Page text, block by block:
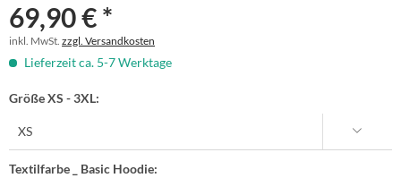
69,90 € *
inkl. MwSt. zzgl. Versandkosten
Lieferzeit ca. 5-7 Werktage
Größe XS - 3XL:
Textilfarbe _ Basic Hoodie: